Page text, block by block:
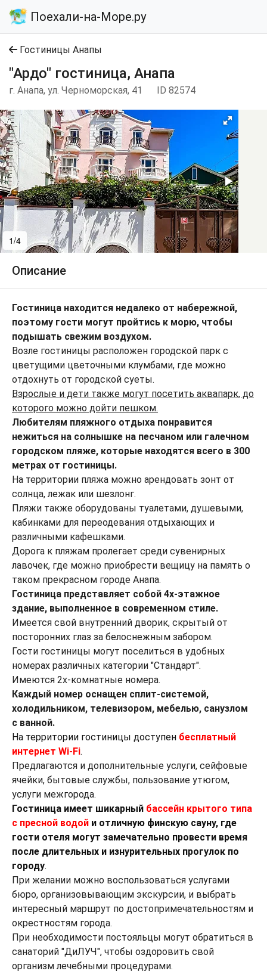
Поехали-на-Море.ру
Гостиницы Анапы
"Ардо" гостиница, Анапа
г. Анапа, ул. Черноморская, 41 ID 82574
1/4
Описание
Гостиница находится недалеко от набережной,
поэтому гости могут пройтись к морю, чтобы
подышать свежим воздухом.
Возле гостиницы расположен городской парк с
цветущими цветочными клумбами, где можно
отдохнуть от городской суеты.
Взрослые и дети также могут посетить аквапарк, до
которого можно дойти пешком.
Любителям пляжного отдыха понравится
нежиться на солнышке на песчаном или галечном
городском пляже, которые находятся всего в 300
метрах от гостиницы.
На территории пляжа можно арендовать зонт от
солнца, лежак или шезлонг.
Пляжи также оборудованы туалетами, душевыми,
кабинками для переодевания отдыхающих и
различными кафешками.
Дорога к пляжам пролегает среди сувенирных
лавочек, где можно приобрести вещицу на память о
таком прекрасном городе Анапа.
Гостиница представляет собой 4х-этажное
здание, выполненное в современном стиле.
Имеется свой внутренний дворик, скрытый от
посторонних глаз за белоснежным забором.
Гости гостиницы могут поселиться в удобных
номерах различных категории "Стандарт".
Имеются 2х-комнатные номера.
Каждый номер оснащен сплит-системой,
холодильником, телевизором, мебелью, санузлом
с ванной.
На территории гостиницы доступен бесплатный
интернет Wi-Fi.
Предлагаются и дополнительные услуги, сейфовые
ячейки, бытовые службы, пользование утюгом,
услуги межгорода.
Гостиница имеет шикарный бассейн крытого типа
с пресной водой и отличную финскую сауну, где
гости отеля могут замечательно провести время
после длительных и изнурительных прогулок по
городу.
При желании можно воспользоваться услугами
бюро, организовывающим экскурсии, и выбрать
интересный маршрут по достопримечательностям и
окрестностям города.
При необходимости постояльцы могут обратиться в
санаторий "ДиЛУЧ", чтобы оздоровить свой
организм лечебными процедурами.